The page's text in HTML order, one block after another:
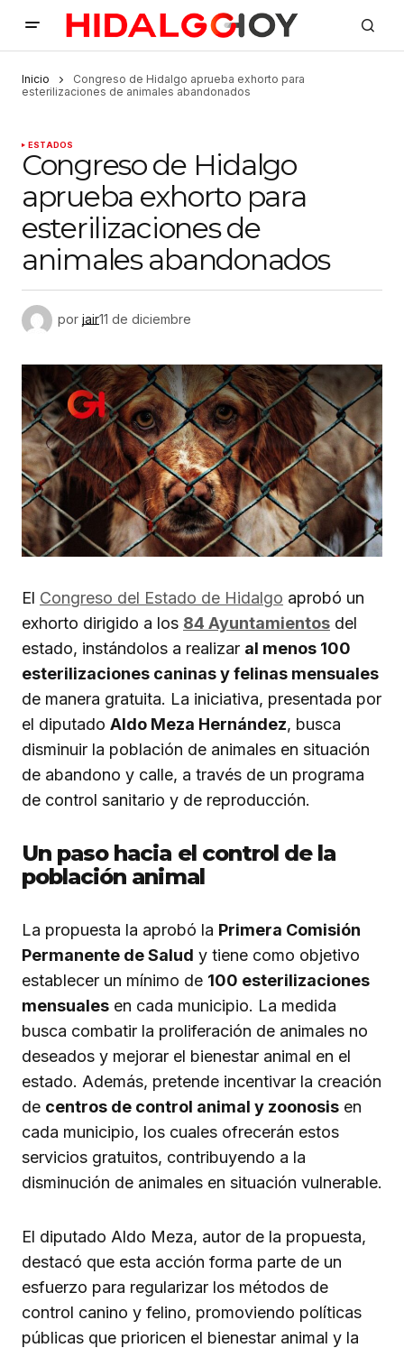
Inicio
Congreso de Hidalgo aprueba exhorto para
esterilizaciones de animales abandonados
ESTADOS
Congreso de Hidalgo
aprueba exhorto para
esterilizaciones de
animales abandonados
por jair11 de diciembre
El Congreso del Estado de Hidalgo aprobó un
exhorto dirigido a los 84 Ayuntamientos del
estado, instándolos a realizar al menos 100
esterilizaciones caninas y felinas mensuales
de manera gratuita. La iniciativa, presentada por
el diputado Aldo Meza Hernández, busca
disminuir la población de animales en situación
de abandono y calle, a través de un programa
de control sanitario y de reproducción.
Un paso hacia el control de la
población animal
La propuesta la aprobó la Primera Comisión
Permanente de Salud y tiene como objetivo
establecer un mínimo de 100 esterilizaciones
mensuales en cada municipio. La medida
busca combatir la proliferación de animales no
deseados y mejorar el bienestar animal en el
estado. Además, pretende incentivar la creación
de centros de control animal y zoonosis en
cada municipio, los cuales ofrecerán estos
servicios gratuitos, contribuyendo a la
disminución de animales en situación vulnerable.
El diputado Aldo Meza, autor de la propuesta,
destacó que esta acción forma parte de un
esfuerzo para regularizar los métodos de
control canino y felino, promoviendo políticas
públicas que prioricen el bienestar animal y la